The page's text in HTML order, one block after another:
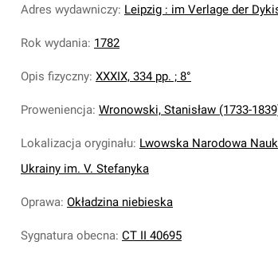
Adres wydawniczy: Leipzig : im Verlage der
Rok wydania: 1782
Opis fizyczny: XXXIX, 334 pp. ; 8°
Proweniencja: Wronowski, Stanisław (1733-
Lokalizacja oryginału: Lwowska Narodowa
Ukrainy im. V. Stefanyka
Oprawa: Okładzina niebieska
Sygnatura obecna: CT II 40695